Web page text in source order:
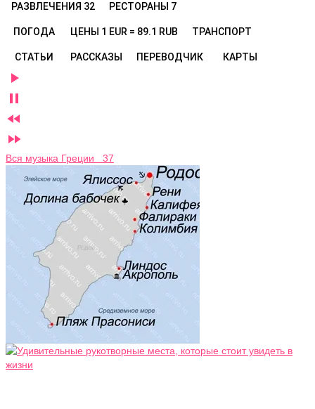
РАЗВЛЕЧЕНИЯ 32 РЕСТОРАНЫ 7
ПОГОДА ЦЕНЫ 1 EUR = 89.1 RUB ТРАНСПОРТ
СТАТЬИ РАССКАЗЫ ПЕРЕВОДЧИК КАРТЫ




Вся музыка Греции 37